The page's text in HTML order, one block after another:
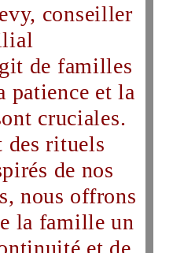
de familles
patience et la
cruciales.
des rituels
de nos
nous offrons
la famille un
et de